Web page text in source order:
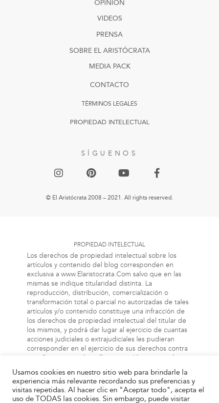
OPINIÓN
VIDEOS
PRENSA
SOBRE EL ARISTÓCRATA
MEDIA PACK
SÍGUENOS
© El Aristócrata 2008 – 2021. All rights reserved.
PROPIEDAD INTELECTUAL
TÉRMINOS LEGALES
CONTACTO
PROPIEDAD INTELECTUAL
Los derechos de propiedad intelectual sobre los
artículos y contenido del blog corresponden en
exclusiva a www.Elaristocrata.Com salvo que en las
mismas se indique titularidad distinta. La
reproducción, distribución, comercialización o
transformación total o parcial no autorizadas de tales
artículos y/o contenido constituye una infracción de
los derechos de propiedad intelectual del titular de
los mismos, y podrá dar lugar al ejercicio de cuantas
acciones judiciales o extrajudiciales les pudieran
corresponder en el ejercicio de sus derechos contra
aquellas personas bien físicas o jurídicas que vulneren
o perjudiquen los referidos derechos. Asimismo, la
información a la cual el usuario puede acceder a
través de este blog, puede estar protegida por
derechos de propiedad industrial, intelectual o de
Usamos cookies en nuestro sitio web para brindarle la
experiencia más relevante recordando sus preferencias y
visitas repetidas. Al hacer clic en "Aceptar todo", acepta el
uso de TODAS las cookies. Sin embargo, puede visitar